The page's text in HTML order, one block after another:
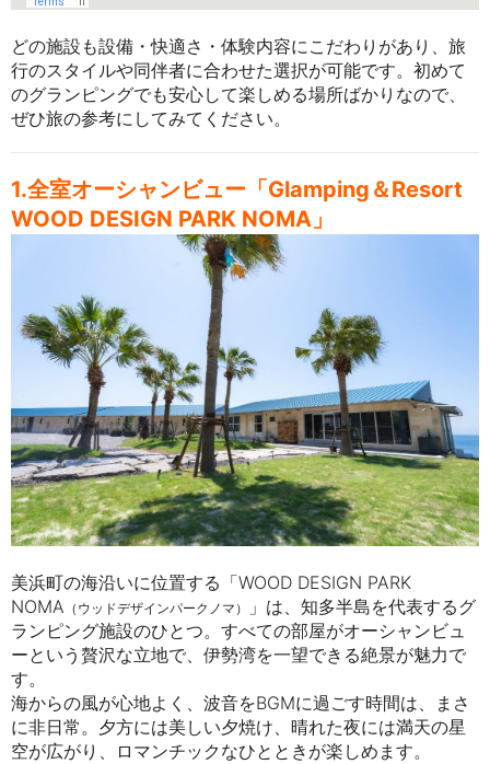
どの施設も設備・快適さ・体験内容にこだわりがあり、旅
行のスタイルや同伴者に合わせた選択が可能です。初めて
のグランピングでも安心して楽しめる場所ばかりなので、
ぜひ旅の参考にしてみてください。
1.全室オーシャンビュー「Glamping＆Resort
WOOD DESIGN PARK NOMA」
美浜町の海沿いに位置する「WOOD DESIGN PARK
NOMA （ウッドデザインパークノマ）
」は、知多半島を代表するグ
ランピング施設のひとつ。すべての部屋がオーシャンビュ
ーという贅沢な立地で、伊勢湾を一望できる絶景が魅力で
す。
海からの風が心地よく、波音をBGMに過ごす時間は、まさ
に非日常。夕方には美しい夕焼け、晴れた夜には満天の星
空が広がり、ロマンチックなひとときが楽しめます。